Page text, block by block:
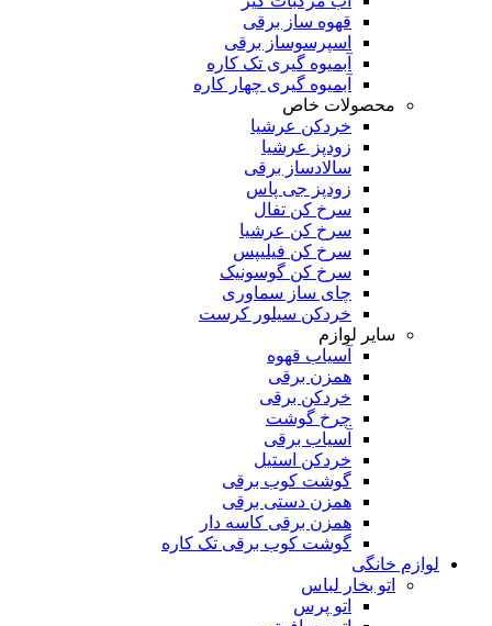
قهوه ساز برقی
اسپرسوساز برقی
آبمیوه گیری تک کاره
آبمیوه گیری چهار کاره
محصولات خاص
خردکن عرشیا
زودپز عرشیا
سالادساز برقی
زودپز جی پاس
سرخ کن تفال
سرخ کن عرشیا
سرخ کن فیلیپس
سرخ کن گوسونیک
چای ساز سماوری
خردکن سیلور کرست
سایر لوازم
آسیاب قهوه
همزن برقی
خردکن برقی
چرخ گوشت
آسیاب برقی
خردکن استیل
گوشت کوب برقی
همزن دستی برقی
همزن برقی کاسه دار
گوشت کوب برقی تک کاره
لوازم خانگی
اتو بخار لباس
اتو پرس